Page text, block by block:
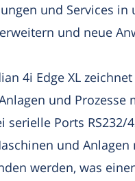
und Services
und neue
4i Edge XL
und
serielle Ports
und
werden, was